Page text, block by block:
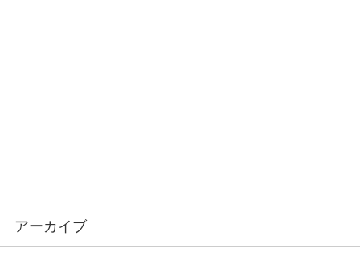
アーカイブ